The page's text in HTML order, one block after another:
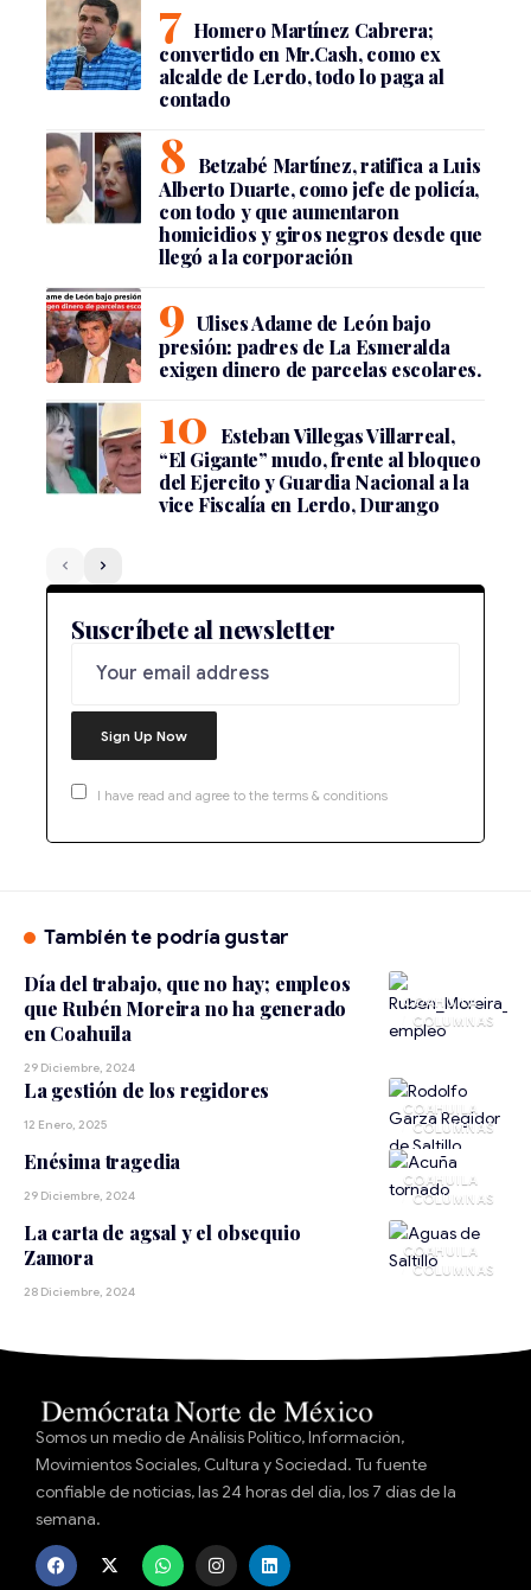
Homero Martínez Cabrera;
convertido en Mr.Cash, como ex
alcalde de Lerdo, todo lo paga al
contado
Betzabé Martínez, ratifica a Luis
Alberto Duarte, como jefe de policía,
con todo y que aumentaron
homicidios y giros negros desde que
llegó a la corporación
Ulises Adame de León bajo
presión: padres de La Esmeralda
exigen dinero de parcelas escolares.
Esteban Villegas Villarreal,
“El Gigante” mudo, frente al bloqueo
del Ejercito y Guardia Nacional a la
vice Fiscalía en Lerdo, Durango
Suscríbete al newsletter
I have read and agree to the terms & conditions
También te podría gustar
COAHUILA
Día del trabajo, que no hay; empleos
que Rubén Moreira no ha generado
en Coahuila
29 Diciembre, 2024
COAHUILA
COLUMNAS‏
La gestión de los regidores
12 Enero, 2025
COAHUILA
Enésima tragedia
29 Diciembre, 2024
COAHUILA
La carta de agsal y el obsequio
Zamora
28 Diciembre, 2024
Somos un medio de Análisis Político, Información,
Movimientos Sociales, Cultura y Sociedad. Tu fuente
confiable de noticias, las 24 horas del día, los 7 días de la
semana.